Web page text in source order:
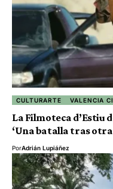
CULTURARTE VALENCIA
La Filmoteca d’Estiu
‘Una batalla tras
PorAdrián Lupiáñez